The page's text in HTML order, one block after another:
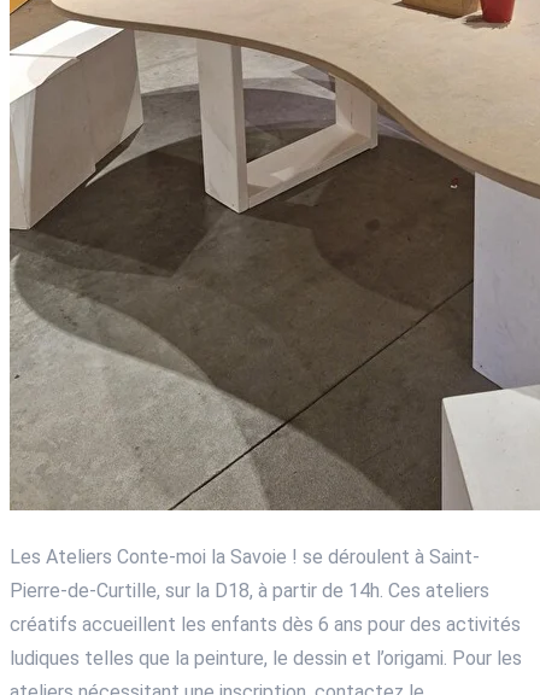
Les Ateliers Conte-moi la Savoie ! se déroulent à Saint-
Pierre-de-Curtille, sur la D18, à partir de 14h. Ces ateliers
créatifs accueillent les enfants dès 6 ans pour des activités
ludiques telles que la peinture, le dessin et l’origami. Pour les